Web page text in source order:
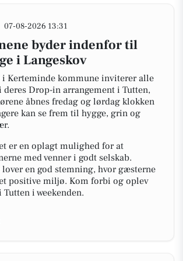
07-08-2026 13:31
byder indenfor til
i Langeskov
i Kerteminde kommune inviterer alle
Drop-in arrangement i Tutten,
åbnes fredag og lørdag klokken
kan se frem til hygge, grin og
er en oplagt mulighed for at
med venner i godt selskab.
lover en god stemning, hvor gæsterne
positive miljø. Kom forbi og oplev
i weekenden.